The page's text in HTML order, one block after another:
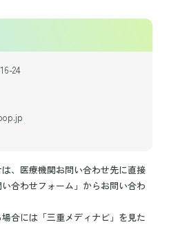
24
、医療機関お問い合わせ先に直接
合わせフォーム」からお問い合わ
合には「三重メディナビ」を見た